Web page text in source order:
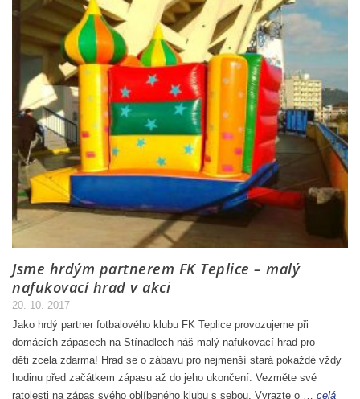
Jsme hrdým partnerem FK Teplice – malý
nafukovací hrad v akci
20. 10. 2017
Jako hrdý partner fotbalového klubu FK Teplice provozujeme při
domácích zápasech na Stínadlech náš malý nafukovací hrad pro
děti zcela zdarma! Hrad se o zábavu pro nejmenší stará pokaždé vždy
hodinu před začátkem zápasu až do jeho ukončení. Vezměte své
ratolesti na zápas svého oblíbeného klubu s sebou. Vyrazte o … celá